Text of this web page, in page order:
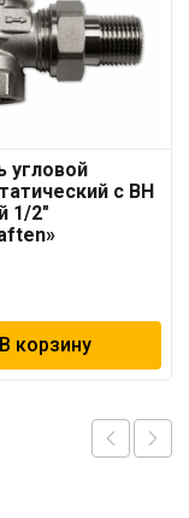
угловой
с ВН
1/2″
В корзину